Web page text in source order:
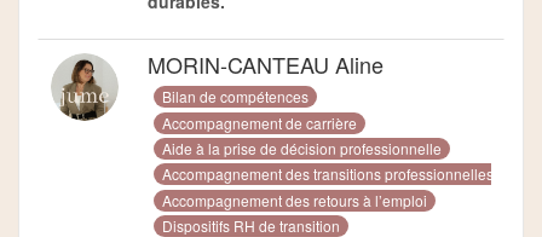
MORIN-CANTEAU Aline
Bilan de compétences
Accompagnement de carrière
Aide à la prise de décision professionnelle
Accompagnement des transitions professionnelles
Accompagnement des retours à l’emploi
Dispositifs RH de transition